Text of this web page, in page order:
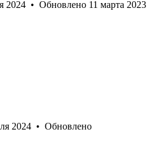
2024 • Обновлено 11 марта 2023
2024 • Обновлено